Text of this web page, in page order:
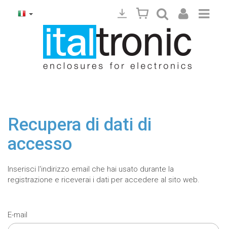
Recupera di dati di
accesso
Inserisci l'indirizzo email che hai usato durante la
registrazione e riceverai i dati per accedere al sito web.
E-mail